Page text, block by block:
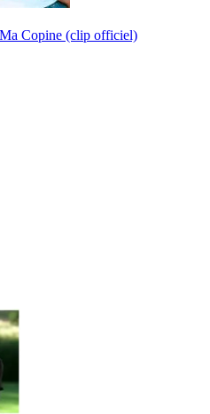
Copine (clip officiel)